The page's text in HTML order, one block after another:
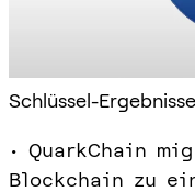
Schlüssel-Ergebnisse
• QuarkChain
Blockchain zu